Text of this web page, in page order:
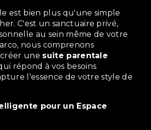
est bien plus qu'une simple
C'est un sanctuaire privé,
au sein même de votre
nous comprenons
une suite parentale
répond à vos besoins
l'essence de votre style de
pour un Espace